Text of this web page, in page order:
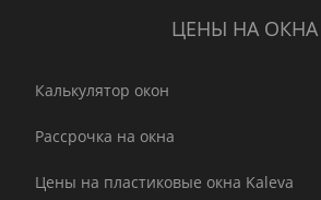
ЦЕНЫ НА ОКНА
Калькулятор окон
Рассрочка на окна
Цены на пластиковые окна Kaleva